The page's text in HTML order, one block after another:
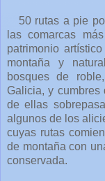
50 rutas a pie
las comarcas
patrimonio
montaña y
bosques de
Galicia, y
de ellas
algunos de los
cuyas rutas
de montaña con
conservada.